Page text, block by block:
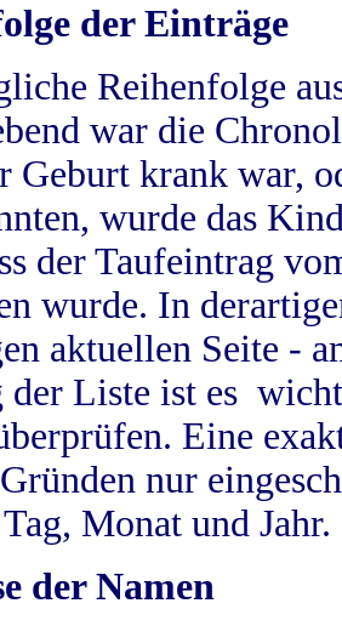
der Einträge
Reihenfolge
war die
Geburt krank war,
wurde das
der Taufeintrag
wurde. In
aktuellen Seite -
der Liste ist es
Eine
nur
Monat und Jahr.
der Namen